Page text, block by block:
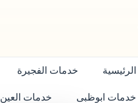
الرئيسية خدمات الفجيرة
خدمات ابوظبى خدمات العين